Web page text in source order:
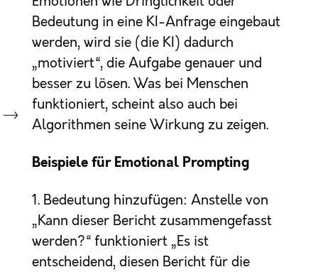
Bedeutung in eine KI-Anfrage eingebaut
werden, wird sie (die KI) dadurch
„motiviert“, die Aufgabe genauer und
besser zu lösen. Was bei Menschen
funktioniert, scheint also auch bei
Algorithmen seine Wirkung zu zeigen.
Beispiele für Emotional Prompting
1. Bedeutung hinzufügen: Anstelle von
„Kann dieser Bericht zusammengefasst
werden?“ funktioniert „Es ist
entscheidend, diesen Bericht für die